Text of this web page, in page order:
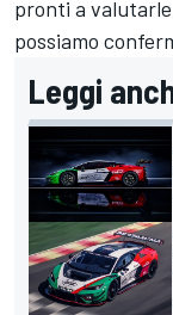
pronti a
possiamo
Leggi